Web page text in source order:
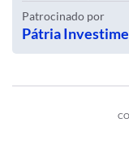
Patrocinado por
Pátria